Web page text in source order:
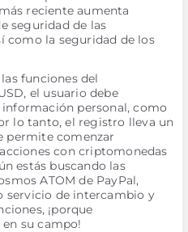
reciente aumenta
seguridad de las
como la seguridad de los
funciones del
el usuario debe
personal, como
lo tanto, el registro lleva un
permite comenzar
con criptomonedas
estás buscando las
ATOM de PayPal,
servicio de intercambio y
¡porque
su campo!